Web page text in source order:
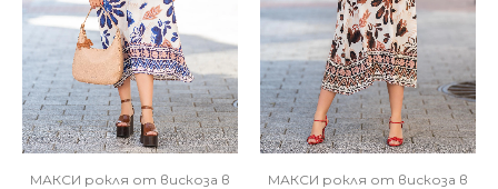
МАКСИ рокля от вискоза в
МАКСИ рокля от вискоза в